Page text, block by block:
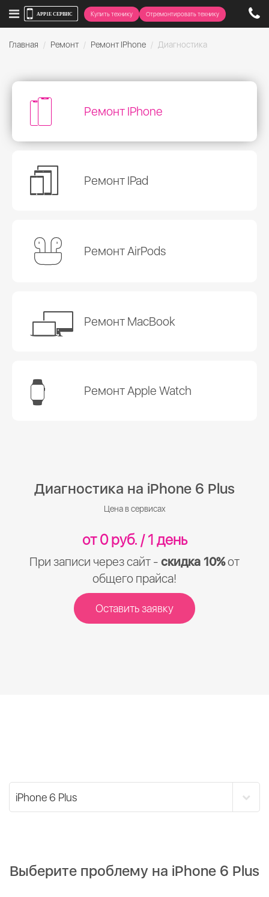
Купить технику Отремонтировать технику
Главная Ремонт Ремонт IPhone Диагностика
Ремонт IPhone
Ремонт IPad
Ремонт AirPods
Ремонт MacBook
Ремонт Apple Watch
Диагностика на iPhone 6 Plus
Цена в сервисах
от 0 руб. / 1 день
При записи через сайт - скидка 10%от
общего прайса!
Оставить заявку
Выберите проблему на iPhone 6 Plus